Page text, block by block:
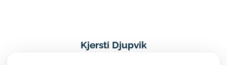
Kjersti Djupvik